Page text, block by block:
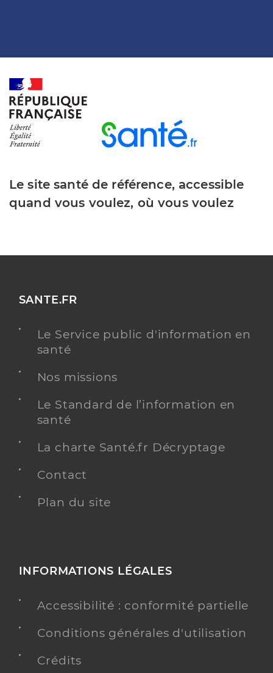
Le site santé de référence, accessible
quand vous voulez, où vous voulez
SANTE.FR
Le Service public d'information en
santé
Nos missions
Le Standard de l’information en
santé
La charte Santé.fr Décryptage
Contact
Plan du site
INFORMATIONS LÉGALES
Accessibilité : conformité partielle
Conditions générales d'utilisation
Crédits